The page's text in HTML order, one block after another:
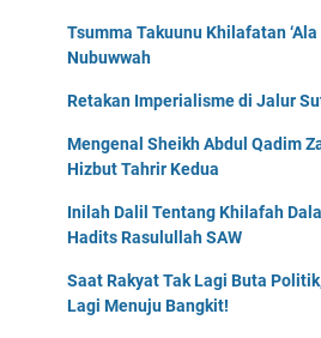
Tsumma Takuunu Khilafatan
Nubuwwah
Retakan Imperialisme di Jalur
Mengenal Sheikh Abdul Qadim
Hizbut Tahrir Kedua
Inilah Dalil Tentang Khilafah
Hadits Rasulullah SAW
Saat Rakyat Tak Lagi Buta
Lagi Menuju Bangkit!